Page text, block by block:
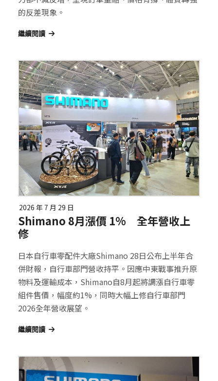
的反差現象。
繼續閱讀
2026 年 7 月 29 日
Shimano 8月漲價 1% 全年營收上
修
日本自行車零配件大廠Shimano 28日公布上半年合
併財報，自行車部門營收持平。因應中東戰事推升原
物料及運輸成本，Shimano自8月起將調漲自行車零
組件售價，幅度約1%，同時大幅上修自行車部門
2026全年營收展望。
繼續閱讀